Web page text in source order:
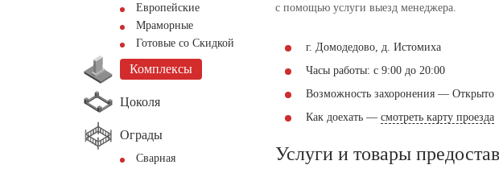
Европейские
Мраморные
Готовые со Скидкой
Комплексы
Цоколя
Ограды
Сварная
с помощью услуги выезд менеджера.
г. Домодедово, д. Истомиха
Часы работы: с 9:00 до 20:00
Возможность захоронения — Открыто
Как доехать — смотреть карту проезда
Услуги и товары